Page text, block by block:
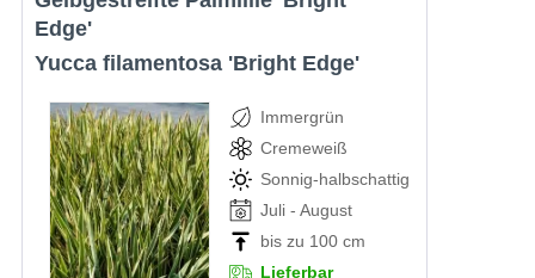
Edge'
Yucca filamentosa 'Bright Edge'
Immergrün
Cremeweiß
Sonnig-halbschattig
Juli - August
bis zu 100 cm
Lieferbar